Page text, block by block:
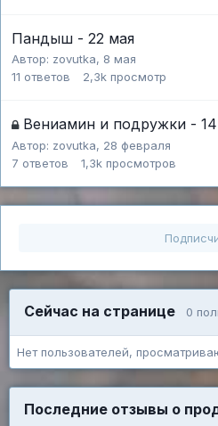
Пандыш - 22 мая
Автор: zovutka, 8 мая
11 ответов 2,3k просмотр
Вениамин и подружки -
Автор: zovutka, 28 февраля
7 ответов 1,3k просмотров
Сейчас на странице 0
Нет пользователей,
Последние отзывы о